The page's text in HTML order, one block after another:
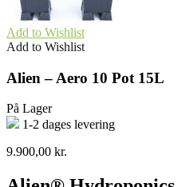
Add to Wishlist
Add to Wishlist
Alien – Aero 10 Pot 15L
På Lager
1-2 dages levering
9.900,00 kr.